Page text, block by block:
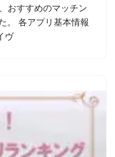
おすすめのマッチン
。 各アプリ基本情報
ヴ